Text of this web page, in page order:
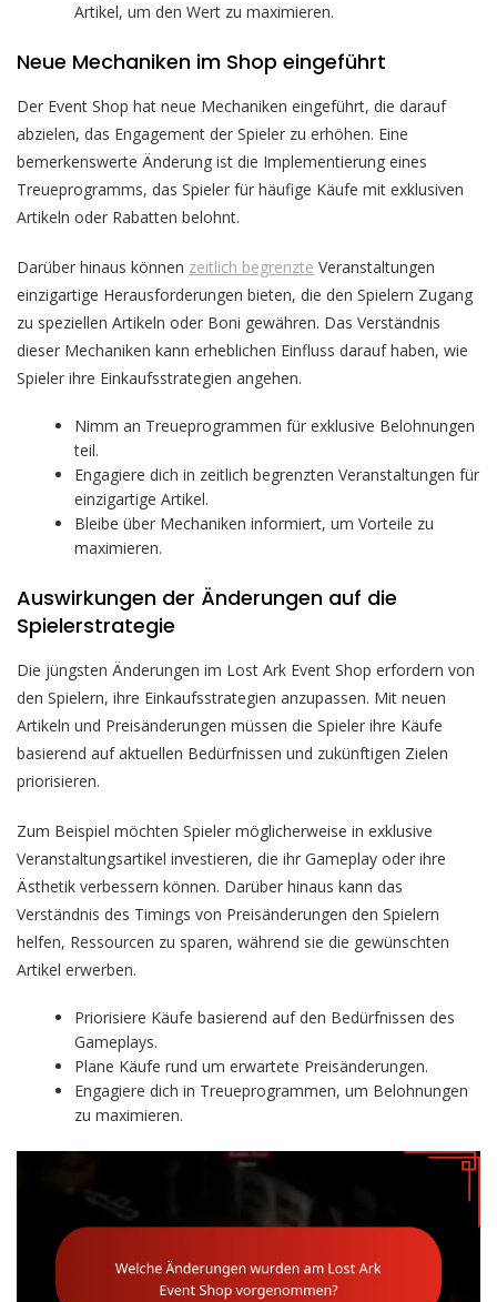
Artikel, um den Wert zu maximieren.
Neue Mechaniken im Shop eingeführt
Der Event Shop hat neue Mechaniken eingeführt, die darauf
abzielen, das Engagement der Spieler zu erhöhen. Eine
bemerkenswerte Änderung ist die Implementierung eines
Treueprogramms, das Spieler für häufige Käufe mit exklusiven
Artikeln oder Rabatten belohnt.
Darüber hinaus können zeitlich begrenzte Veranstaltungen
einzigartige Herausforderungen bieten, die den Spielern Zugang
zu speziellen Artikeln oder Boni gewähren. Das Verständnis
dieser Mechaniken kann erheblichen Einfluss darauf haben, wie
Spieler ihre Einkaufsstrategien angehen.
Nimm an Treueprogrammen für exklusive Belohnungen
teil.
Engagiere dich in zeitlich begrenzten Veranstaltungen für
einzigartige Artikel.
Bleibe über Mechaniken informiert, um Vorteile zu
maximieren.
Auswirkungen der Änderungen auf die
Spielerstrategie
Die jüngsten Änderungen im Lost Ark Event Shop erfordern von
den Spielern, ihre Einkaufsstrategien anzupassen. Mit neuen
Artikeln und Preisänderungen müssen die Spieler ihre Käufe
basierend auf aktuellen Bedürfnissen und zukünftigen Zielen
priorisieren.
Zum Beispiel möchten Spieler möglicherweise in exklusive
Veranstaltungsartikel investieren, die ihr Gameplay oder ihre
Ästhetik verbessern können. Darüber hinaus kann das
Verständnis des Timings von Preisänderungen den Spielern
helfen, Ressourcen zu sparen, während sie die gewünschten
Artikel erwerben.
Priorisiere Käufe basierend auf den Bedürfnissen des
Gameplays.
Plane Käufe rund um erwartete Preisänderungen.
Engagiere dich in Treueprogrammen, um Belohnungen
zu maximieren.